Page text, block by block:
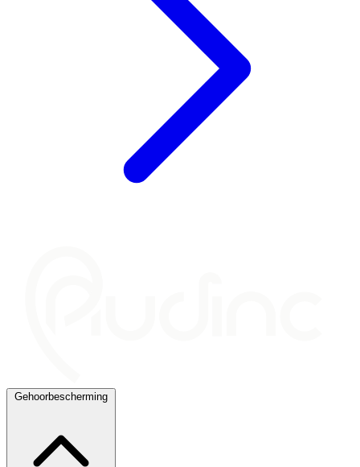
Gehoorbescherming